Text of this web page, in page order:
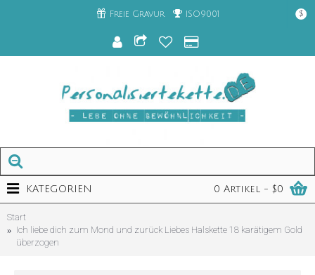
Freie Gravur ISO9001 $
0 Artikel - $0
KATEGORIEN
Start
Ich liebe dich zum Mond und zurück Liebes Halskette 18 karätigem Gold
überzogen